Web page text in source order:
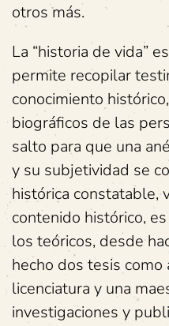
otros más.
La “historia de vida”
permite recopilar
conocimiento
biográficos de las
salto para que una
y su subjetividad se
histórica constatable,
contenido histórico,
los teóricos, desde
hecho dos tesis
licenciatura y una
investigaciones y